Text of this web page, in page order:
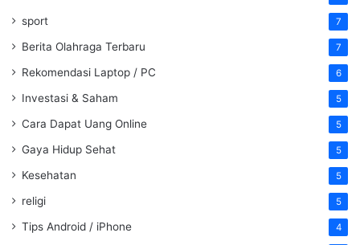
sport 7
Berita Olahraga Terbaru 7
Rekomendasi Laptop / PC 6
Investasi & Saham 5
Cara Dapat Uang Online 5
Gaya Hidup Sehat 5
Kesehatan 5
religi 5
Tips Android / iPhone 4